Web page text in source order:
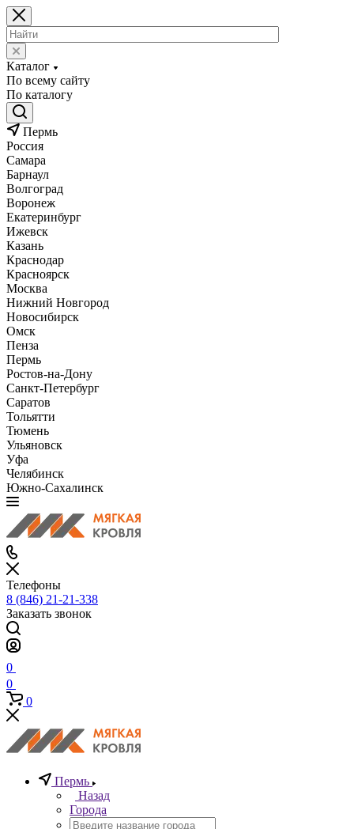
Каталог
По всему сайту
По каталогу
Пермь
Россия
Самара
Барнаул
Волгоград
Воронеж
Екатеринбург
Ижевск
Казань
Краснодар
Красноярск
Москва
Нижний Новгород
Новосибирск
Омск
Пенза
Пермь
Ростов-на-Дону
Санкт-Петербург
Саратов
Тольятти
Тюмень
Ульяновск
Уфа
Челябинск
Южно-Сахалинск
Телефоны
8 (846) 21-21-338
Заказать звонок
0
0
0
Пермь
Назад
Города